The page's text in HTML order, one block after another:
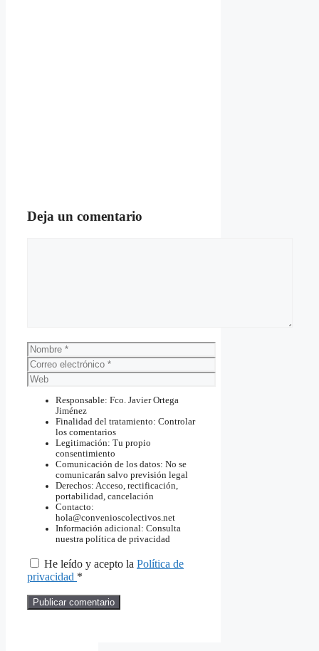
Deja un comentario
Nombre
Correo
electrónico
Web
Responsable: Fco. Javier Ortega
Jiménez
Finalidad del tratamiento: Controlar
los comentarios
Legitimación: Tu propio
consentimiento
Comunicación de los datos: No se
comunicarán salvo previsión legal
Derechos: Acceso, rectificación,
portabilidad, cancelación
Contacto:
hola@convenioscolectivos.net
Información adicional: Consulta
nuestra política de privacidad
He leído y acepto la Política de
privacidad *